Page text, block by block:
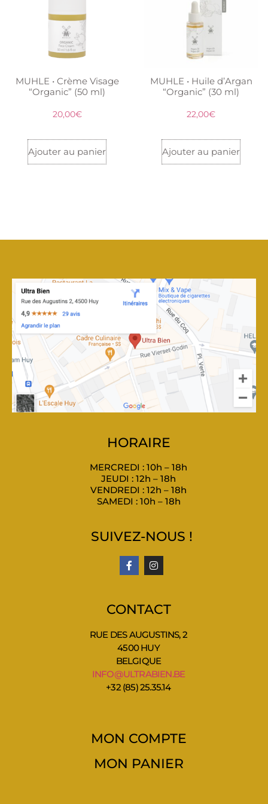
MUHLE • Crème Visage
“Organic” (50 ml)
20,00€
Ajouter au panier
MUHLE • Huile d’Argan
“Organic” (30 ml)
22,00€
Ajouter au panier
HORAIRE
MERCREDI : 10h – 18h
JEUDI : 12h – 18h
VENDREDI : 12h – 18h
SAMEDI : 10h – 18h
SUIVEZ-NOUS !
CONTACT
RUE DES AUGUSTINS, 2
4500 HUY
BELGIQUE
INFO@ULTRABIEN.BE
+32 (85) 25.35.14
MON COMPTE
MON PANIER